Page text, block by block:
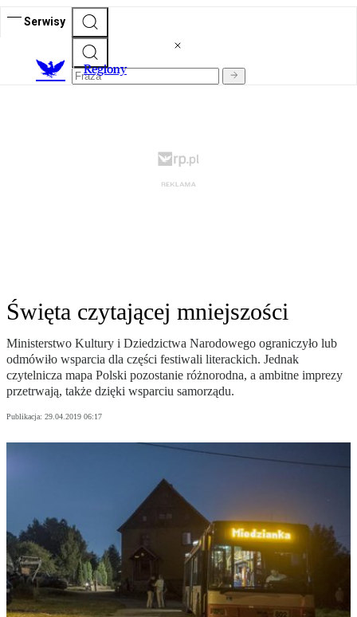
Serwisy
Regiony
Święta czytającej mniejszości
Ministerstwo Kultury i Dziedzictwa Narodowego ograniczyło lub
odmówiło wsparcia dla części festiwali literackich. Jednak
czytelnicza mapa Polski pozostanie różnorodna, a ambitne imprezy
przetrwają, także dzięki wsparciu samorządu.
Publikacja: 29.04.2019 06:17